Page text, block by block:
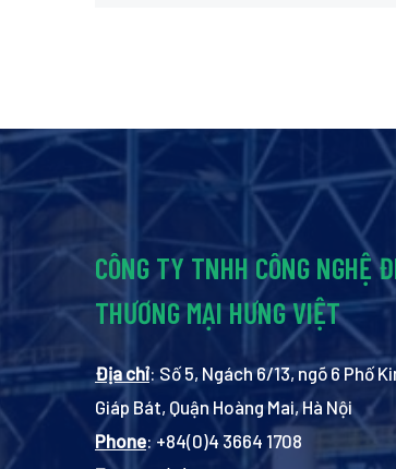
CÔNG TY TNHH CÔNG NGHỆ
THƯƠNG MẠI HƯNG VIỆT
Địa chỉ: Số 5, Ngách 6/13, ngõ 6 Phố
Giáp Bát, Quận Hoàng Mai, Hà Nội
Phone: +84(0)4 3664 1708